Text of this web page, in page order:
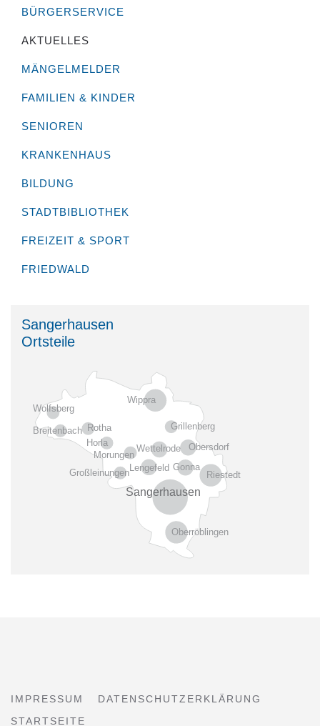
BÜRGERSERVICE
AKTUELLES
MÄNGELMELDER
FAMILIEN & KINDER
SENIOREN
KRANKENHAUS
BILDUNG
STADTBIBLIOTHEK
FREIZEIT & SPORT
FRIEDWALD
Sangerhausen
Ortsteile
Riestedt
Gonna
Obersdorf
Grillenberg
Wippra
Wolfsberg
Rotha
Breitenbach
Horla
Morungen
Wettelrode
Lengefeld
Großleinungen
Sangerhausen
Oberröblingen
IMPRESSUM
DATENSCHUTZERKLÄRUNG
STARTSEITE